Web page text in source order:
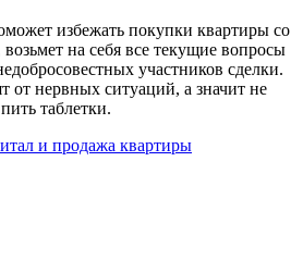
избежать покупки квартиры со
на себя все текущие вопросы
участников сделки.
от нервных ситуаций, а значит не
таблетки.
и продажа квартиры